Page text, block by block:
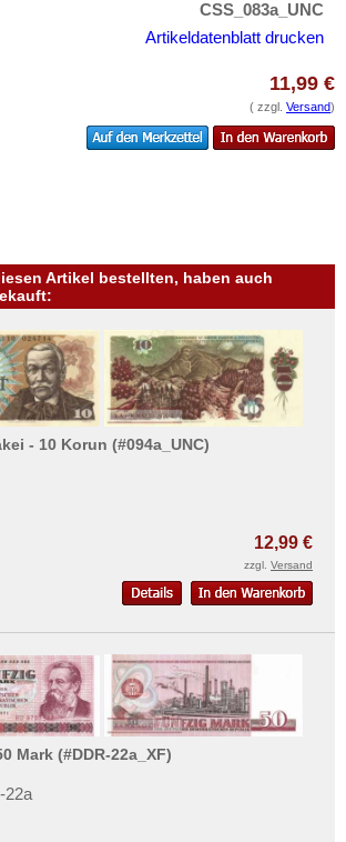
und Datenschutz
CSS_083a_UNC
Artikeldatenblatt drucken
11,99 €
( zzgl. Versand)
Artikel bestellten, haben auch
- 10 Korun (#094a_UNC)
12,99 €
zzgl. Versand
Mark (#DDR-22a_XF)
22a